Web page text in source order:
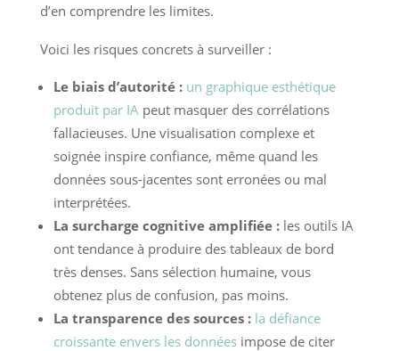
d’en comprendre les limites.
Voici les risques concrets à surveiller :
Le biais d’autorité : un graphique esthétique
produit par IA peut masquer des corrélations
fallacieuses. Une visualisation complexe et
soignée inspire confiance, même quand les
données sous-jacentes sont erronées ou mal
interprétées.
La surcharge cognitive amplifiée :les outils IA
ont tendance à produire des tableaux de bord
très denses. Sans sélection humaine, vous
obtenez plus de confusion, pas moins.
La transparence des sources : la défiance
croissante envers les donnéesimpose de citer